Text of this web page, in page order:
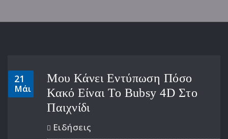
21
Μάι
Μου Κάνει Εντύπωση Πόσο
Κακό Είναι Το Bubsy 4D Στο
Παιχνίδι
Ειδήσεις